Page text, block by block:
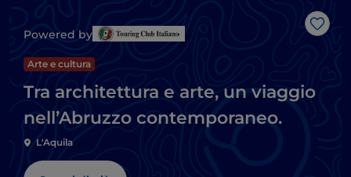
Like
Powered by
Arte e cultura
Tra architettura e arte, un viaggio
nell’Abruzzo contemporaneo.
L'Aquila